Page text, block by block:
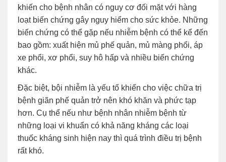
khiến cho bệnh nhân có nguy cơ đối mặt với hàng
loạt biến chứng gây nguy hiểm cho sức khỏe. Những
biến chứng có thể gặp nếu nhiễm bệnh có thể kể đến
bao gồm: xuất hiện mủ phế quản, mủ màng phổi, áp
xe phổi, xơ phổi, suy hô hấp và nhiều biến chứng
khác.
Đặc biệt, bội nhiễm là yếu tố khiến cho việc chữa trị
bệnh giãn phế quản trở nên khó khăn và phức tạp
hơn. Cụ thể nếu như bệnh nhân nhiễm bệnh từ
những loại vi khuẩn có khả năng kháng các loại
thuốc kháng sinh hiện nay thì quá trình điều trị bệnh
rất khó.